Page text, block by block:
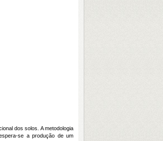
dos solos. A metodologia
se a produção de um